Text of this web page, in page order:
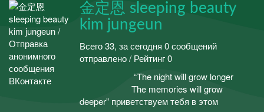
金定恩 sleeping beauty
kim jungeun
Всего 33, за сегодня 0 сообщений
отправлено / Рейтинг 0
ᅠ ᅠᅠᅠᅠᅠ “The night will grow longer
ᅠ ᅠᅠᅠᅠᅠThe memories will grow
deeper” приветствуем тебя в этом